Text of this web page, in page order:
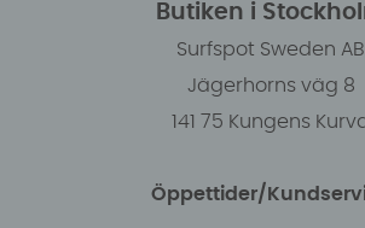
Butiken i
Surfspot Sweden AB
Jägerhorns väg 8
141 75 Kungens
Öppettider/